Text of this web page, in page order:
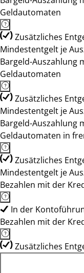
Geldautomaten
Zusätzliches
Mindestentgelt je
Bargeld-Auszahlung
Geldautomaten
Zusätzliches
Mindestentgelt je
Bargeld-Auszahlung
Geldautomaten in
Zusätzliches
Mindestentgelt je
Bezahlen mit der
In der
Bezahlen mit der
Zusätzliches